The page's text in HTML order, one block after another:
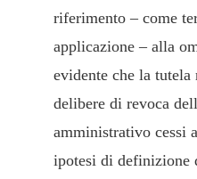
riferimento – come
applicazione – alla
evidente che la
delibere di revoca
amministrativo cessi
ipotesi di definizione